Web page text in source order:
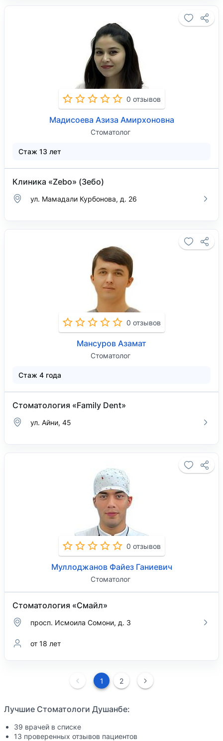
0 отзывов
Мадисоева Азиза Амирхоновна
Стоматолог
Стаж 13 лет
Клиника «Zebo» (Зебо)
ул. Мамадали Курбонова, д. 26
0 отзывов
Мансуров Азамат
Стоматолог
Стаж 4 года
Стоматология «Family Dent»
ул. Айни, 45
0 отзывов
Муллоджанов Файез Ганиевич
Стоматолог
Стоматология «Смайл»
просп. Исмоила Сомони, д. 3
от 18 лет
1 2
Лучшие Стоматологи Душанбе:
39 врачей в списке
13 проверенных отзывов пациентов